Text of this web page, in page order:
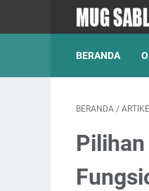
BERANDA
BERANDA /